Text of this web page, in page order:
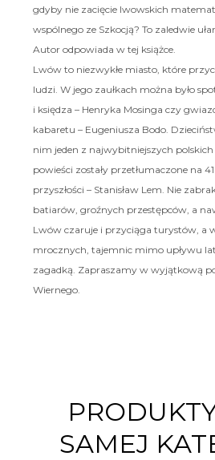
gdyby nie zacięcie lwowskich
wspólnego ze Szkocją? To zaledwie
Autor odpowiada w tej książce.
Lwów to niezwykłe miasto, które
ludzi. W jego zaułkach można było
i księdza – Henryka Mosinga czy
kabaretu – Eugeniusza Bodo.
nim jeden z najwybitniejszych
powieści zostały przetłumaczone na
przyszłości – Stanisław Lem. Nie
batiarów, groźnych przestępców, a
Lwów czaruje i przyciąga turystów, a
mrocznych, tajemnic mimo upływu
zagadką. Zapraszamy w wyjątkową
Wiernego.
SAMEJ